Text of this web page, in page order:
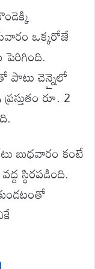
ఒక్కరోజే
పెరిగింది.
చెన్నైలో
రూ. 2
బుధవారం కంటే
స్థిరపడింది.